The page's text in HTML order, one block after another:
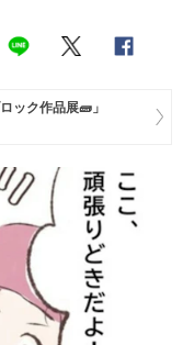
ック作品展🧱」